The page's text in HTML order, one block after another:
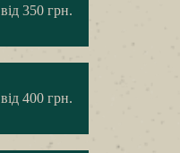
від 350 грн.
від 400 грн.